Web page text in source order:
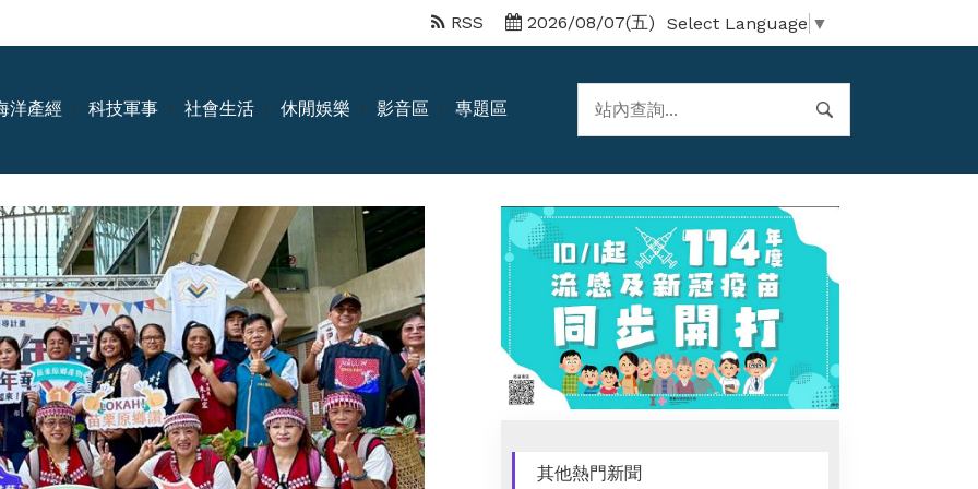
Select Language ▼
2026/08/07(五)
RSS
洋產經 科技軍事 社會生活 休閒娛樂 影音區 專題區
其他熱門新聞